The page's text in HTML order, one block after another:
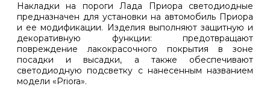
Накладки на пороги Лада Приора светодиодные
предназначен для установки на автомобиль Приора
и ее модификации. Изделия выполняют защитную и
декоративную функции: предотвращают
повреждение лакокрасочного покрытия в зоне
посадки и высадки, а также обеспечивают
светодиодную подсветку с нанесенным названием
модели «Priora».